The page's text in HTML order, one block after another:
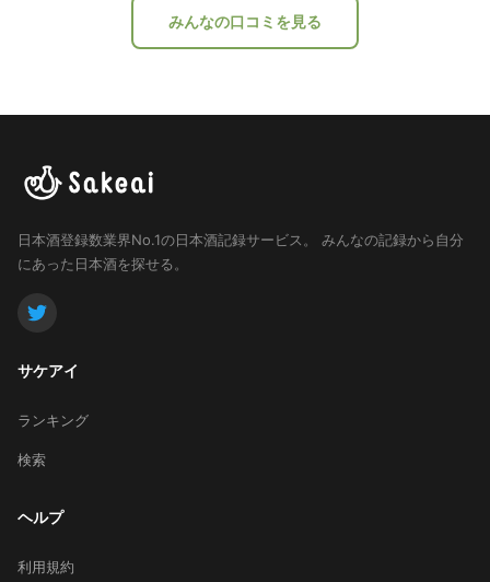
みんなの口コミを見る
日本酒登録数業界No.1の日本酒記録サービス。
みんなの記録から自分
にあった日本酒を探せる。
サケアイ
ランキング
検索
ヘルプ
利用規約